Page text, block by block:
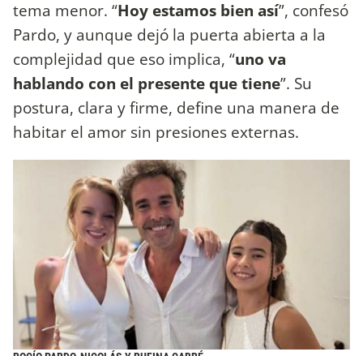
tema menor. “Hoy estamos bien así”, confesó
Pardo, y aunque dejó la puerta abierta a la
complejidad que eso implica, “uno va
hablando con el presente que tiene”. Su
postura, clara y firme, define una manera de
habitar el amor sin presiones externas.